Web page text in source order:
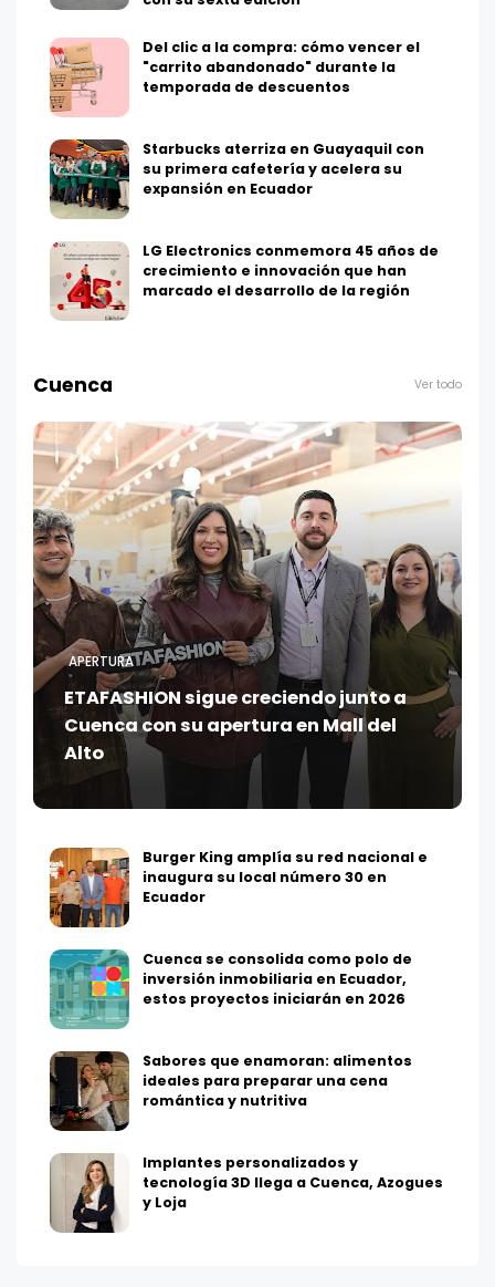
Del clic a la compra: cómo vencer el
"carrito abandonado" durante la
temporada de descuentos
Starbucks aterriza en Guayaquil con
su primera cafetería y acelera su
expansión en Ecuador
LG Electronics conmemora 45 años de
crecimiento e innovación que han
marcado el desarrollo de la región
Cuenca Ver todo
APERTURA
ETAFASHION sigue creciendo junto a
Cuenca con su apertura en Mall del
Alto
Burger King amplía su red nacional e
inaugura su local número 30 en
Ecuador
Cuenca se consolida como polo de
inversión inmobiliaria en Ecuador,
estos proyectos iniciarán en 2026
Sabores que enamoran: alimentos
ideales para preparar una cena
romántica y nutritiva
Implantes personalizados y
tecnología 3D llega a Cuenca, Azogues
y Loja